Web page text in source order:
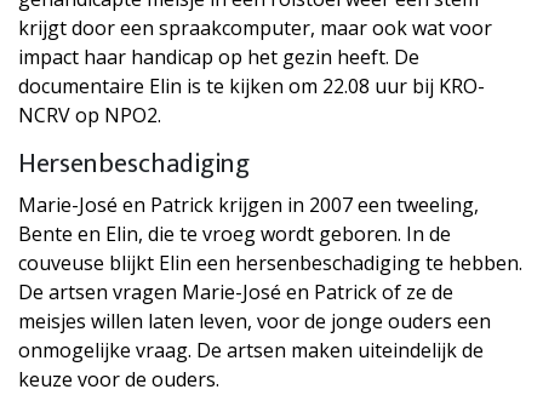
krijgt door een spraakcomputer, maar ook wat voor
impact haar handicap op het gezin heeft. De
documentaire Elin is te kijken om 22.08 uur bij KRO-
NCRV op NPO2.
Hersenbeschadiging
Marie-José en Patrick krijgen in 2007 een tweeling,
Bente en Elin, die te vroeg wordt geboren. In de
couveuse blijkt Elin een hersenbeschadiging te hebben.
De artsen vragen Marie-José en Patrick of ze de
meisjes willen laten leven, voor de jonge ouders een
onmogelijke vraag. De artsen maken uiteindelijk de
keuze voor de ouders.